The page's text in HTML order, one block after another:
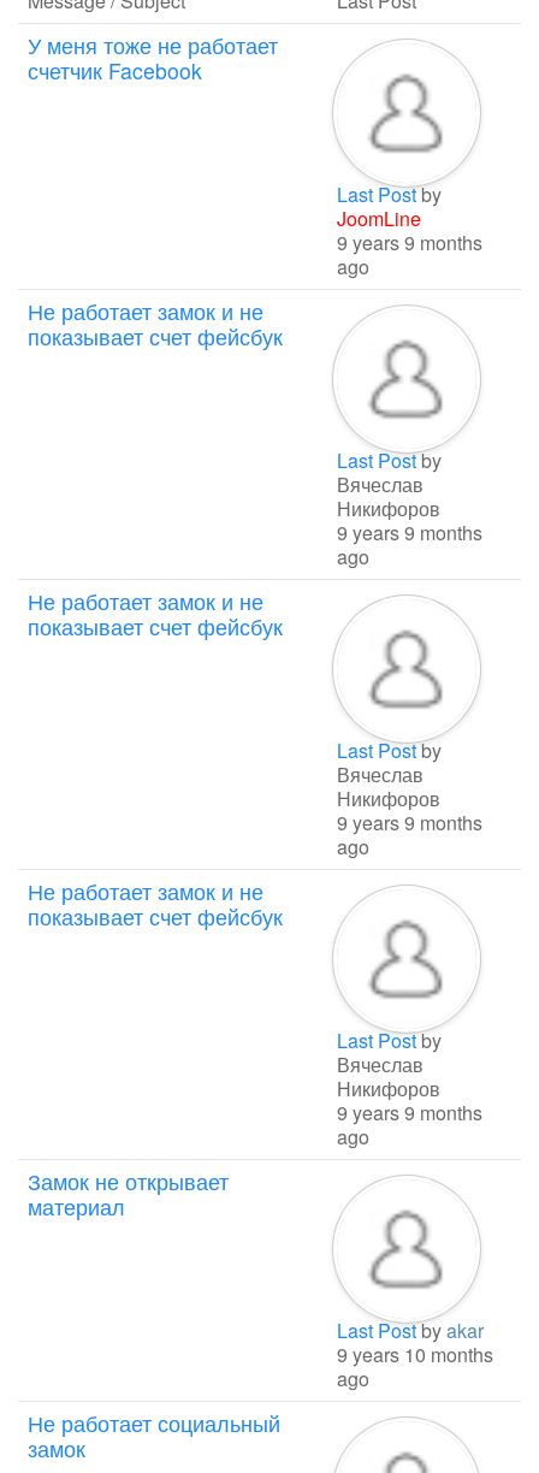
У меня тоже не работает
счетчик Facebook
Last Postby
JoomLine
9 years 9 months
ago
Не работает замок и не
показывает счет фейсбук
Last Postby
Вячеслав
Никифоров
9 years 9 months
ago
Не работает замок и не
показывает счет фейсбук
Last Postby
Вячеслав
Никифоров
9 years 9 months
ago
Не работает замок и не
показывает счет фейсбук
Last Postby
Вячеслав
Никифоров
9 years 9 months
ago
Замок не открывает
материал
Last Postbyakar
9 years 10 months
ago
Не работает социальный
замок